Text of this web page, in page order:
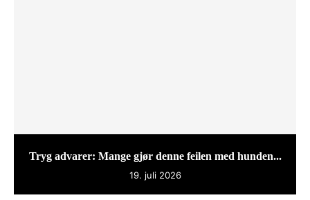
Tryg advarer: Mange gjør denne feilen med hunden...
19. juli 2026